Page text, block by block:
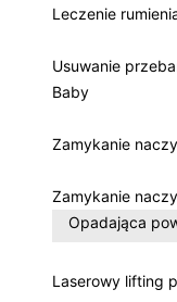
Leczenie
Usuwanie
Baby
Zamykanie
Zamykanie
Opadająca
Laserowy lifting